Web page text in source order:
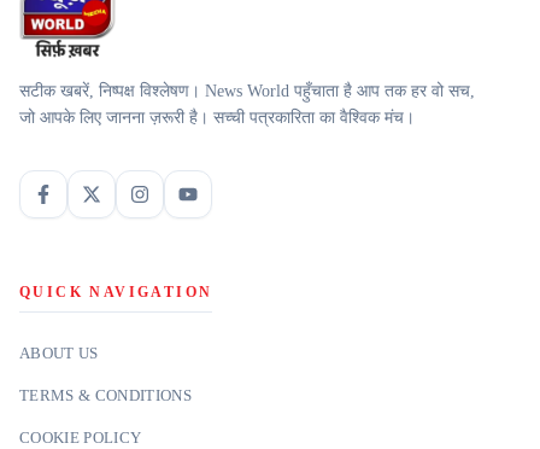
सटीक खबरें, निष्पक्ष विश्लेषण। News World पहुँचाता है आप तक हर वो सच,
जो आपके लिए जानना ज़रूरी है। सच्ची पत्रकारिता का वैश्विक मंच।
QUICK NAVIGATION
ABOUT US
TERMS & CONDITIONS
COOKIE POLICY